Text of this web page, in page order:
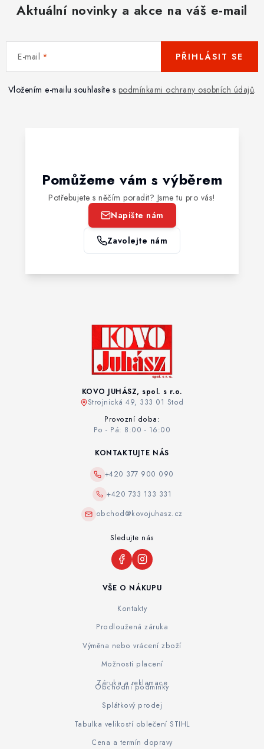
Aktuální novinky a akce na váš e-mail
E-mail
Vložením e-mailu souhlasíte s podmínkami ochrany osobních údajů.
PŘIHLÁSIT SE
Pomůžeme vám s výběrem
Potřebujete s něčím poradit? Jsme tu pro vás!
Napište nám
Zavolejte nám
KOVO JUHÁSZ, spol. s r.o.
Strojnická 49, 333 01 Stod
Provozní doba:
Po - Pá: 8:00 - 16:00
VŠE O NÁKUPU
Kontakty
Prodloužená záruka
Výměna nebo vrácení zboží
Možnosti placení
Záruka a reklamace
Obchodní podmínky
Splátkový prodej
Tabulka velikostí oblečení STIHL
Cena a termín dopravy
KONTAKTUJTE NÁS
+420 377 900 090
+420 733 133 331
obchod@kovojuhasz.cz
Sledujte nás